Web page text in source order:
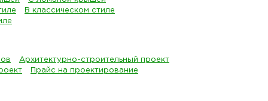
В классическом стиле
Архитектурно-строительный проект
Прайс на проектирование